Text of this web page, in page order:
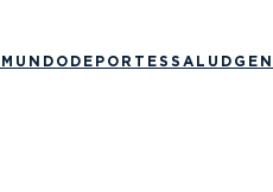
MUNDO DEPORTES SALUD